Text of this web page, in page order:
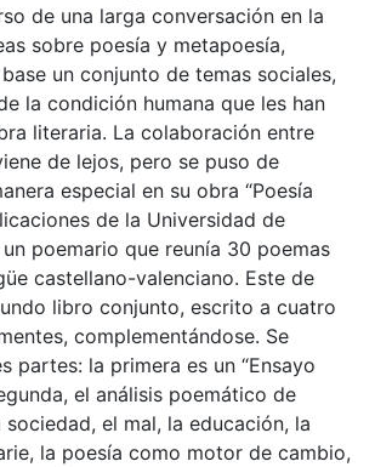
de una larga conversación en la
sobre poesía y metapoesía,
un conjunto de temas sociales,
la condición humana que les han
literaria. La colaboración entre
de lejos, pero se puso de
especial en su obra “Poesía
de la Universidad de
poemario que reunía 30 poemas
castellano-valenciano. Este de
libro conjunto, escrito a cuatro
complementándose. Se
partes: la primera es un “Ensayo
el análisis poemático de
sociedad, el mal, la educación, la
la poesía como motor de cambio,